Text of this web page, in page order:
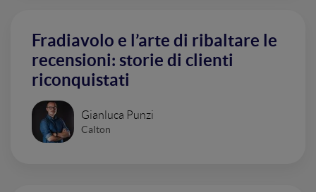
Fradiavolo e l’arte di ribaltare le
recensioni: storie di clienti
riconquistati
Gianluca Punzi
Calton